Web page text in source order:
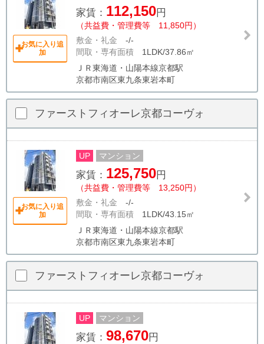
お気に入り追
加
家賃： 112,150円
（共益費・管理費等 11,850円）
敷金・礼金 -/-
間取・専有面積 1LDK/37.86㎡
ＪＲ東海道・山陽本線京都駅
京都市南区東九条東岩本町
ファーストフィオーレ京都コーヴォ
お気に入り追
加
UP マンション
家賃： 125,750円
（共益費・管理費等 13,250円）
敷金・礼金 -/-
間取・専有面積 1LDK/43.15㎡
ＪＲ東海道・山陽本線京都駅
京都市南区東九条東岩本町
ファーストフィオーレ京都コーヴォ
UP マンション
家賃： 98,670円